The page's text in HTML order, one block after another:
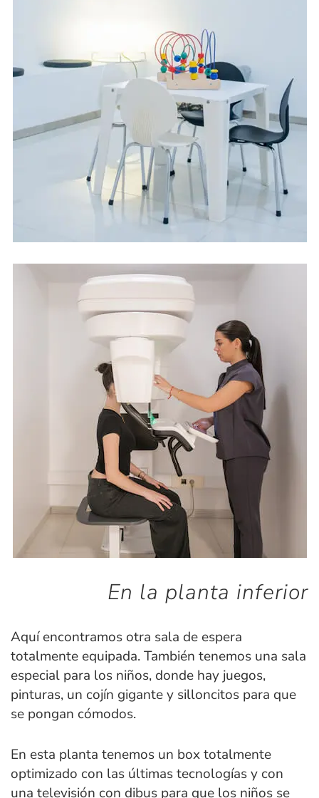
En la planta inferior
Aquí encontramos otra sala de espera
totalmente equipada. También tenemos una sala
especial para los niños, donde hay juegos,
pinturas, un cojín gigante y silloncitos para que
se pongan cómodos.
En esta planta tenemos un box totalmente
optimizado con las últimas tecnologías y con
una televisión con dibus para que los niños se